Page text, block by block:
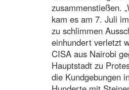
zusammenstießen.
kam es am 7. Juli
zu schlimmen
einhundert verletzt
CISA aus Nairobi
Hauptstadt zu
die Kundgebungen